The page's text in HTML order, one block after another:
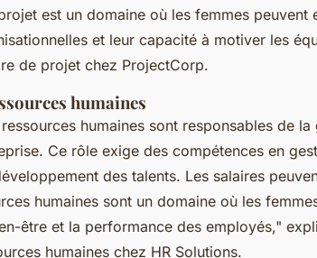
est un domaine où les femmes peuvent
et leur capacité à motiver les
de projet chez ProjectCorp.
humaines
humaines sont responsables de
Ce rôle exige des compétences en
des talents. Les salaires
humaines sont un domaine où les
être et la performance des employés,"
humaines chez HR Solutions.